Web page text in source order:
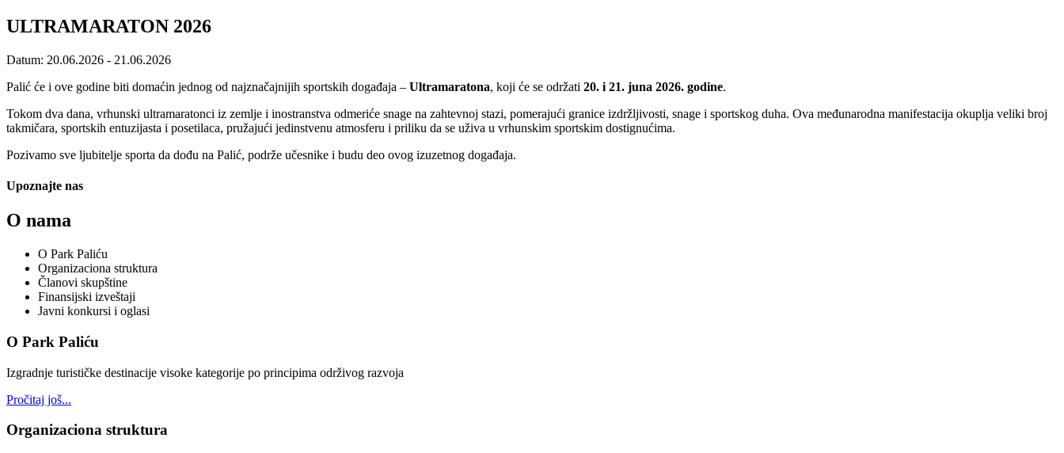
ULTRAMARATON 2026
Datum: 20.06.2026 - 21.06.2026
Palić će i ove godine biti domaćin jednog od najznačajnijih sportskih događaja – Ultramaratona, koji će se održati 20. i 21. juna 2026. godine.
Tokom dva dana, vrhunski ultramaratonci iz zemlje i inostranstva odmeriće snage na zahtevnoj stazi, pomerajući granice izdržljivosti, snage i sportskog duha. Ova međunarodna manifestacija okuplja veliki broj
takmičara, sportskih entuzijasta i posetilaca, pružajući jedinstvenu atmosferu i priliku da se uživa u vrhunskim sportskim dostignućima.
Pozivamo sve ljubitelje sporta da dođu na Palić, podrže učesnike i budu deo ovog izuzetnog događaja.
Upoznajte nas
O nama
O Park Paliću
Organizaciona struktura
Članovi skupštine
Finansijski izveštaji
Javni konkursi i oglasi
O Park Paliću
Izgradnje turističke destinacije visoke kategorije po principima održivog razvoja
Pročitaj još...
Organizaciona struktura